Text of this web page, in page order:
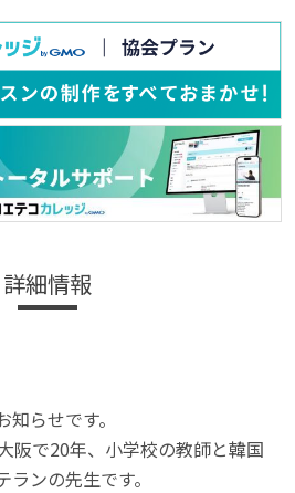
詳細情報
らせです。
阪で20年、小学校の教師と韓国
ンの先生です。